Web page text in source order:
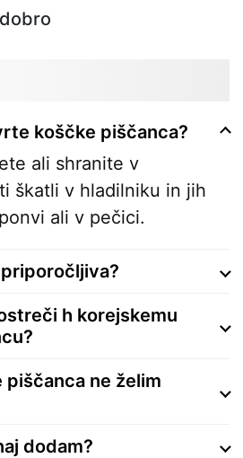
koščke piščanca?
ali shranite v
škatli v hladilniku in jih
ali v pečici.
h korejskemu
piščanca ne želim
dodam?